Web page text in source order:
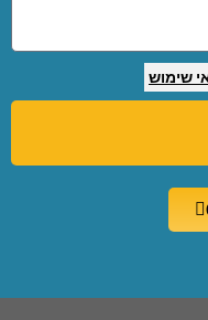
שימוש